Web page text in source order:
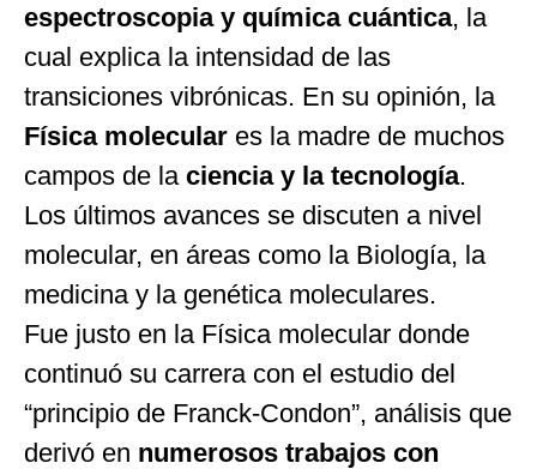
espectroscopia y química cuántica, la
cual explica la intensidad de las
transiciones vibrónicas. En su opinión, la
Física molecular es la madre de muchos
campos de la ciencia y la tecnología.
Los últimos avances se discuten a nivel
molecular, en áreas como la Biología, la
medicina y la genética moleculares.
Fue justo en la Física molecular donde
continuó su carrera con el estudio del
“principio de Franck-Condon”, análisis que
derivó en numerosos trabajos con